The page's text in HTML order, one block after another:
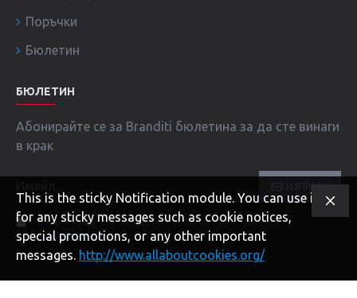
Поръчки
Бюлетин
БЮЛЕТИН
Абонирайте се за Branditi бюлетина за да сте винаги
в крак
ИЗПРАТИ
Прочел съм и съм съгласен с условията в страница
Поверителност !
This is the sticky Notification module. You can use it
for any sticky messages such as cookie notices,
special promotions, or any other important
messages. http://www.allaboutcookies.org/